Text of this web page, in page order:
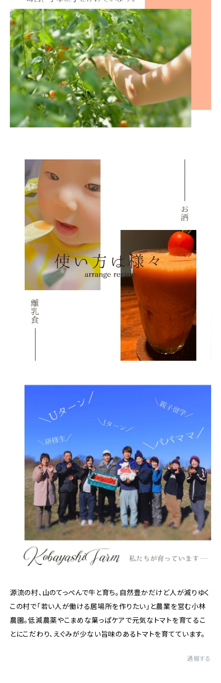
源流の村、山のてっぺんで牛と育ち。自然豊かだけど人が減りゆく
この村で「若い人が働ける居場所を作りたい」と農業を営む小林
農園。低減農薬やこまめな葉っぱケアで元気なトマトを育てるこ
とにこだわり、えぐみが少ない旨味のあるトマトを育てています。
通報する